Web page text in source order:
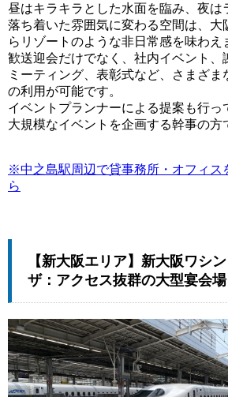
昼はキラキラとした水面を臨み、夜は
落ち着いた雰囲気に変わる空間は、大
らリゾートのような非日常感を味わえ
歓送迎会だけでなく、社内イベント、
ミーティング、表彰式など、さまざ
の利用が可能です。
イベントプランナーによる提案も行っ
大規模なイベントを企画する幹事の方
※中之島駅周辺で貸事務所・オフィス
ら
【新大阪エリア】新大阪ワシ
ザ：アクセス抜群の大型宴会場